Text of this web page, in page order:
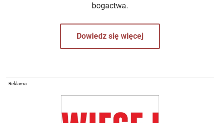
bogactwa.
Dowiedz się więcej
Reklama